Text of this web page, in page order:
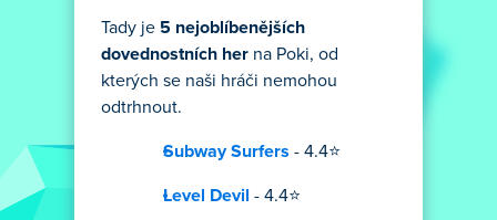
Tady je 5 nejoblíbenějších
dovednostních her na Poki, od
kterých se naši hráči nemohou
odtrhnout.
Subway Surfers - 4.4⭐
Level Devil - 4.4⭐